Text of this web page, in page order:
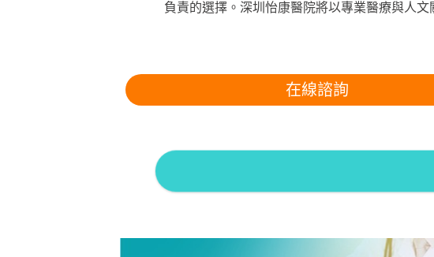
負責的選擇。深圳怡康醫院將以專業醫療與人
在線諮詢